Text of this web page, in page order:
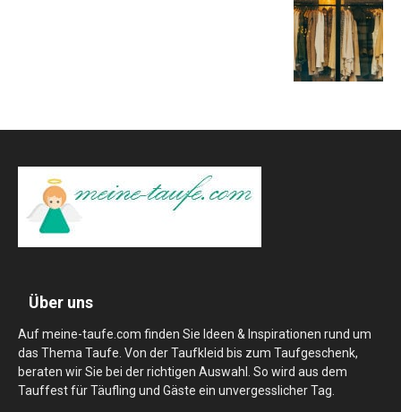
Über uns
Auf meine-taufe.com finden Sie Ideen & Inspirationen rund um
das Thema Taufe. Von der Taufkleid bis zum Taufgeschenk,
beraten wir Sie bei der richtigen Auswahl. So wird aus dem
Tauffest für Täufling und Gäste ein unvergesslicher Tag.